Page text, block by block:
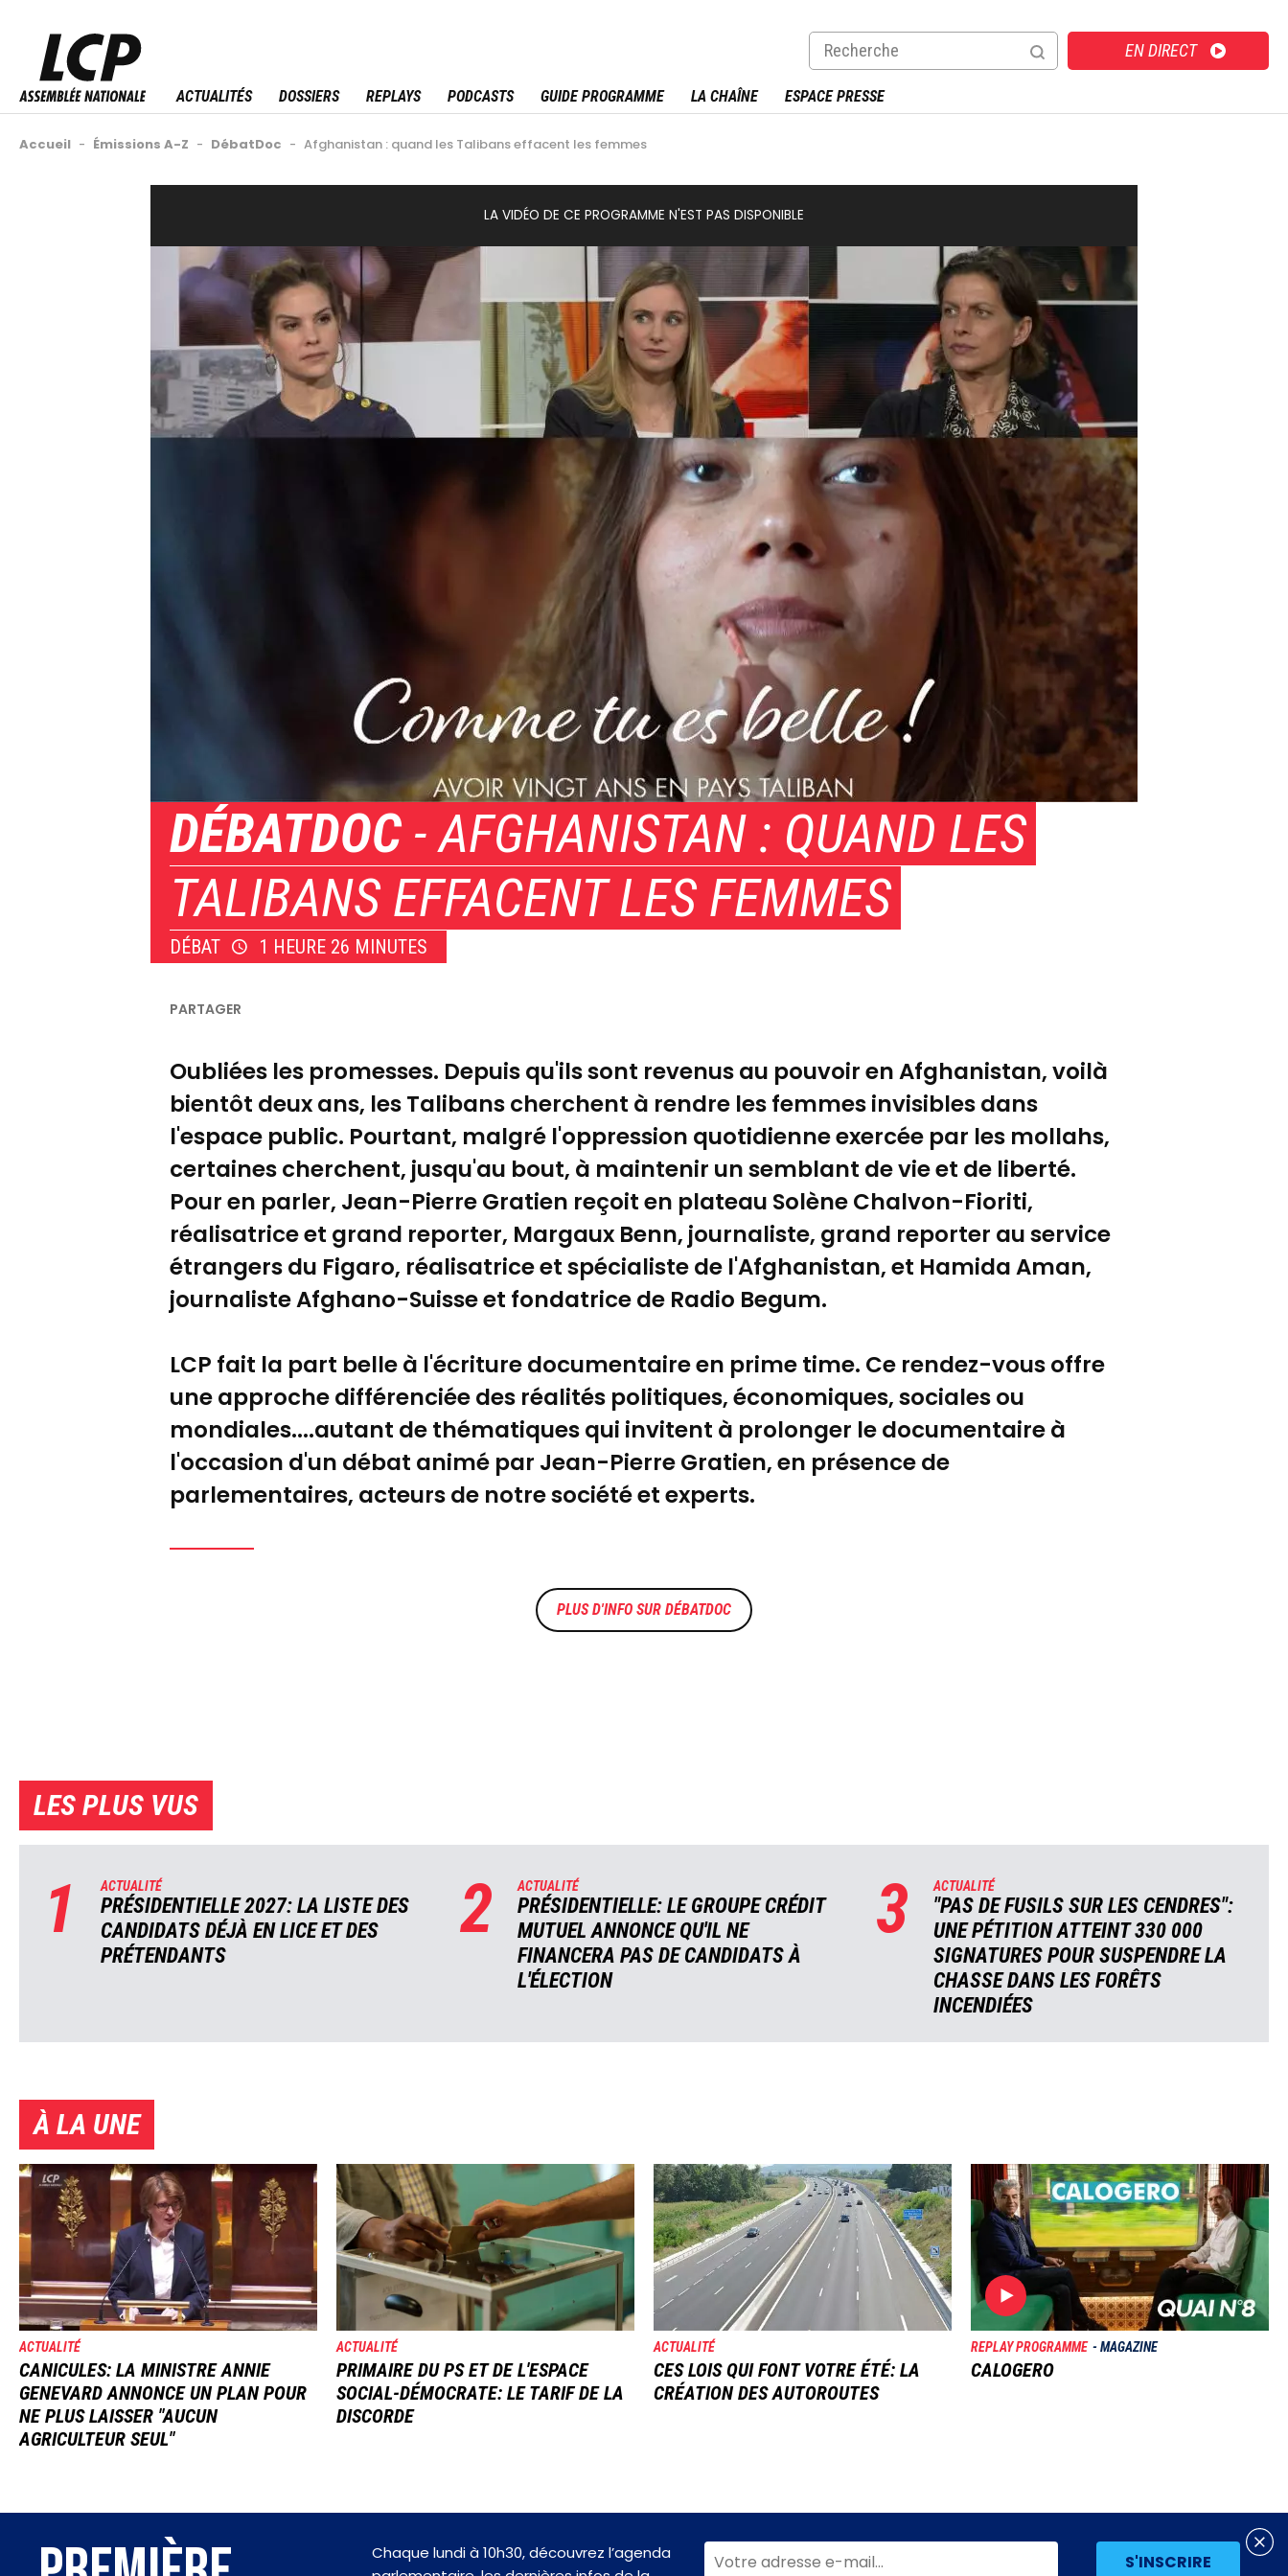
contenu
principal
EN DIRECT
ACTUALITÉS DOSSIERS REPLAYS PODCASTS GUIDE PROGRAMME LA CHAÎNE ESPACE PRESSE
Fil
Accueil - Émissions A-Z - DébatDoc - Afghanistan : quand les Talibans effacent les femmes
LA VIDÉO DE CE PROGRAMME N'EST PAS DISPONIBLE
DÉBATDOC - AFGHANISTAN : QUAND LES
TALIBANS EFFACENT LES FEMMES
DÉBAT 1 HEURE 26 MINUTES
Oubliées les promesses. Depuis qu'ils sont revenus au pouvoir en Afghanistan, voilà
bientôt deux ans, les Talibans cherchent à rendre les femmes invisibles dans
l'espace public. Pourtant, malgré l'oppression quotidienne exercée par les mollahs,
certaines cherchent, jusqu'au bout, à maintenir un semblant de vie et de liberté.
Pour en parler, Jean-Pierre Gratien reçoit en plateau Solène Chalvon-Fioriti,
réalisatrice et grand reporter, Margaux Benn, journaliste, grand reporter au service
étrangers du Figaro, réalisatrice et spécialiste de l'Afghanistan, et Hamida Aman,
journaliste Afghano-Suisse et fondatrice de Radio Begum.
LCP fait la part belle à l'écriture documentaire en prime time. Ce rendez-vous offre
une approche différenciée des réalités politiques, économiques, sociales ou
mondiales....autant de thématiques qui invitent à prolonger le documentaire à
l'occasion d'un débat animé par Jean-Pierre Gratien, en présence de
parlementaires, acteurs de notre société et experts.
DÉBATDOC
LES PLUS VUS
1 ACTUALITÉ
PRÉSIDENTIELLE 2027: LA LISTE DES
CANDIDATS DÉJÀ EN LICE ET DES
PRÉTENDANTS
2 ACTUALITÉ
PRÉSIDENTIELLE: LE GROUPE CRÉDIT
MUTUEL ANNONCE QU'IL NE
FINANCERA PAS DE CANDIDATS À
L'ÉLECTION
3 ACTUALITÉ
"PAS DE FUSILS SUR LES CENDRES":
UNE PÉTITION ATTEINT 330 000
SIGNATURES POUR SUSPENDRE LA
CHASSE DANS LES FORÊTS
INCENDIÉES
À LA UNE
Image
ACTUALITÉ
CANICULES: LA MINISTRE ANNIE
GENEVARD ANNONCE UN PLAN POUR
NE PLUS LAISSER "AUCUN
AGRICULTEUR SEUL"
Image
ACTUALITÉ
PRIMAIRE DU PS ET DE L'ESPACE
SOCIAL-DÉMOCRATE: LE TARIF DE LA
DISCORDE
Image
ACTUALITÉ
CES LOIS QUI FONT VOTRE ÉTÉ: LA
CRÉATION DES AUTOROUTES
Image
REPLAY PROGRAMME MAGAZINE
CALOGERO
Chaque lundi à 10h30, découvrez l’agenda